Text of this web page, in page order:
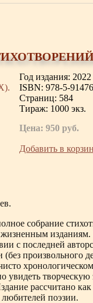
Год издания: 2022
ISBN: 978-5-
Страниц: 584
Тираж: 1000 экз.
Цена: 950 руб.
Добавить в
собрание
с последней
(без произвольного
увидеть
рассчитано
поэзии.